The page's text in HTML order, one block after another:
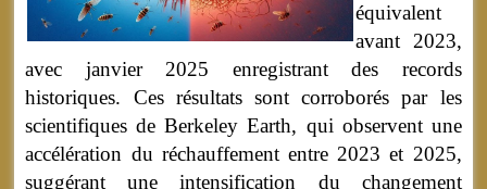
équivalent
avant 2023,
avec janvier 2025 enregistrant des records
historiques. Ces résultats sont corroborés par les
scientifiques de Berkeley Earth, qui observent une
accélération du réchauffement entre 2023 et 2025,
suggérant une intensification du changement